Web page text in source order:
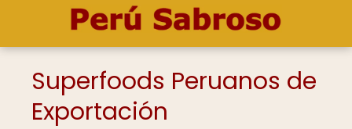
Superfoods Peruanos de
Exportación